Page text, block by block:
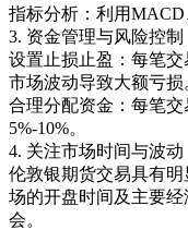
指标分析：利用MACD
3. 资金管理与风险控制
设置止损止盈：每笔
市场波动导致大额亏损
合理分配资金：每笔
5%-10%。
4. 关注市场时间与波动
伦敦银期货交易具有
场的开盘时间及主要
会。